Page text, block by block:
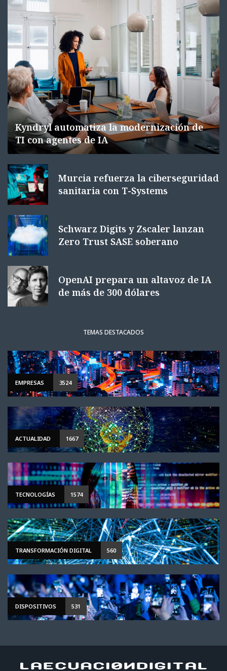
Kyndryl automatiza la modernización de
TI con agentes de IA
Murcia refuerza la ciberseguridad
sanitaria con T-Systems
Schwarz Digits y Zscaler lanzan
Zero Trust SASE soberano
OpenAI prepara un altavoz de IA
de más de 300 dólares
TEMAS DESTACADOS
EMPRESAS 3524
ACTUALIDAD 1667
TECNOLOGÍAS 1574
TRANSFORMACIÓN DIGITAL 560
DISPOSITIVOS 531